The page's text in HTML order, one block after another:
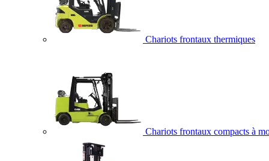
Chariots frontaux thermiques
Chariots frontaux compacts à